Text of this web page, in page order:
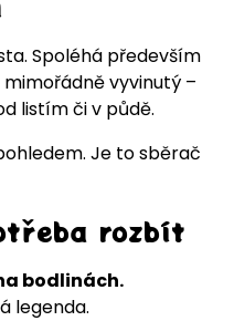
Spoléhá především
vyvinutý –
listím či v půdě.
Je to sběrač
rozbít
bodlinách.
legenda.